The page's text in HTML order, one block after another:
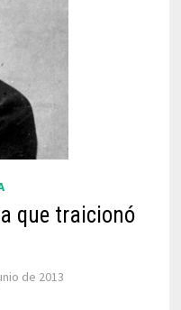
que traicionó
de 2013